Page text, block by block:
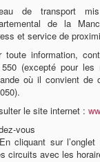
de transport
de la
et service de
toute information,
(excepté pour
où il convient de
le site internet :
En cliquant sur
circuits avec les